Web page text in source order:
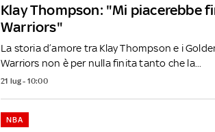
Klay Thompson: "Mi piacerebbe
Warriors"
La storia d’amore tra Klay Thompson e i
Warriors non è per nulla finita tanto che la...
21 lug - 10:00
NBA